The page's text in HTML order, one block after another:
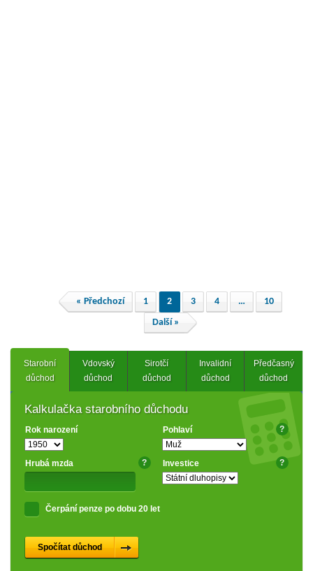
« Předchozí 1 2 3 4 …
10
Další »
Starobní
důchod
Vdovský
důchod
Sirotčí
důchod
Invalidní
důchod
Předčasný
důchod
Kalkulačka starobního důchodu
Rok narození Pohlaví ?
Hrubá mzda ? Investice ?
Čerpání penze po dobu 20 let